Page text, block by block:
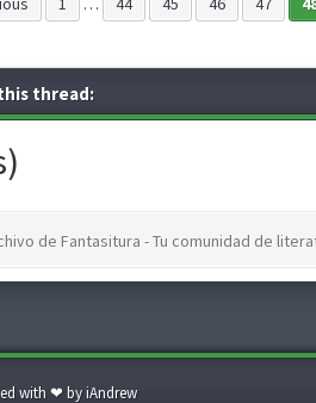
thread:
de Fantasitura - Tu comunidad de
with ❤ by iAndrew